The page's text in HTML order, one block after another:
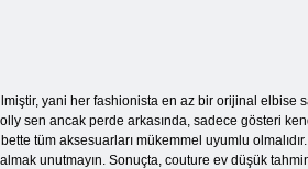
yani her fashionista en az bir orijinal elbise
sen ancak perde arkasında, sadece gösteri
tüm aksesuarları mükemmel uyumlu
unutmayın. Sonuçta, couture ev düşük